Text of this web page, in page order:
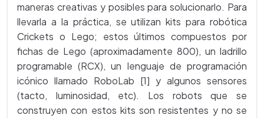
maneras creativas y posibles para solucionarlo. Para
llevarla a la práctica, se utilizan kits para robótica
Crickets o Lego; estos últimos compuestos por
fichas de Lego (aproximadamente 800), un ladrillo
programable (RCX), un lenguaje de programación
icónico llamado RoboLab [1] y algunos sensores
(tacto, luminosidad, etc). Los robots que se
construyen con estos kits son resistentes y no se